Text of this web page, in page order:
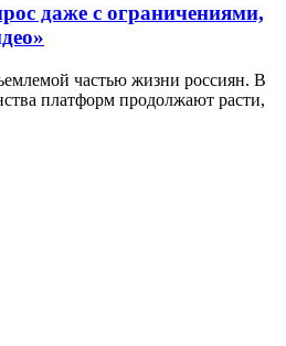
даже с ограничениями,
частью жизни россиян. В
платформ продолжают расти,